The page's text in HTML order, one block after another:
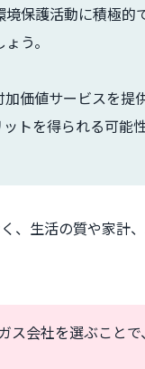
保護活動に積極的
う。
価値サービスを提
トを得られる可能性
、生活の質や家計
ス会社を選ぶこと